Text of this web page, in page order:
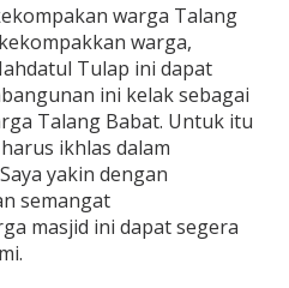
warga Talang
warga,
Tulap ini dapat
ini kelak sebagai
Talang Babat. Untuk itu
ikhlas dalam
yakin dengan
semangat
masjid ini dapat segera